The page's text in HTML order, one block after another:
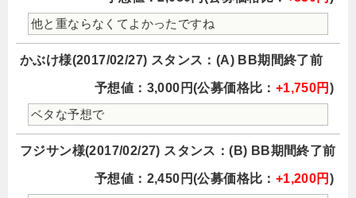
他と重ならなくてよかったですね
かぶけ様(2017/02/27) スタンス：(A) BB期間終了前
予想値：3,000円(公募価格比： +1,750円 )
ベタな予想で
フジサン様(2017/02/27) スタンス：(B) BB期間終了前
予想値：2,450円(公募価格比： +1,200円 )